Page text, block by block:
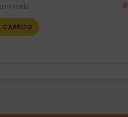
incluido
CARRITO